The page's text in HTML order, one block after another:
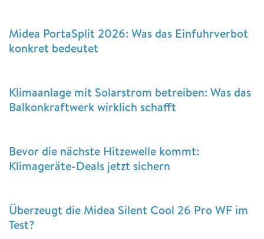
Midea PortaSplit 2026: Was das Einfuhrverbot
konkret bedeutet
Klimaanlage mit Solarstrom betreiben: Was das
Balkonkraftwerk wirklich schafft
Bevor die nächste Hitzewelle kommt:
Klimageräte-Deals jetzt sichern
Überzeugt die Midea Silent Cool 26 Pro WF im
Test?